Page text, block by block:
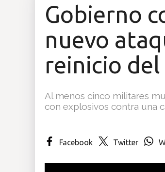
Multimedia
Gobierno
nuevo
reinicio
Al menos cinco militares
con explosivos contra una
Facebook Twitter